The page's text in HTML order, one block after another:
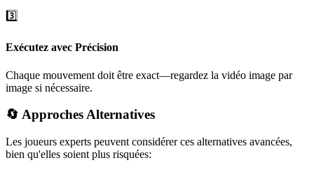
3️⃣
Exécutez avec Précision
Chaque mouvement doit être exact—regardez la vidéo image par
image si nécessaire.
🔄 Approches Alternatives
Les joueurs experts peuvent considérer ces alternatives avancées,
bien qu'elles soient plus risquées: